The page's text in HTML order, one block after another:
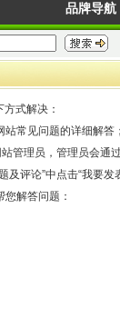
品牌导航
式解决：
常见问题的详细解答；
管理员，管理员会通
评论”中点击“我要发
解答问题：